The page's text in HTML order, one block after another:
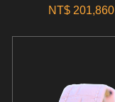
NT$ 201,860